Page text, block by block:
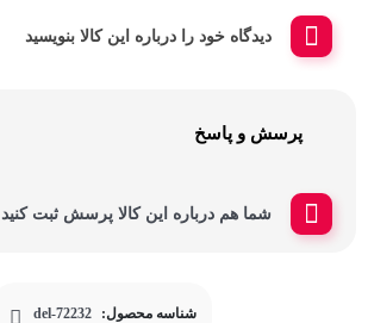
دیدگاه خود را درباره این کالا بنویسید
پرسش و پاسخ
شما هم درباره این کالا پرسش ثبت کنید
شناسه محصول: del-72232